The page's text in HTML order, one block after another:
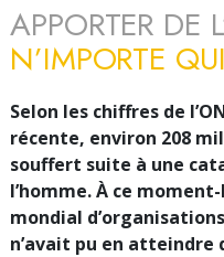
APPORTER DE
N’IMPORTE
Selon les chiffres de
récente, environ 208
souffert suite à une
l’homme. À ce
mondial
n’avait pu en atteindre